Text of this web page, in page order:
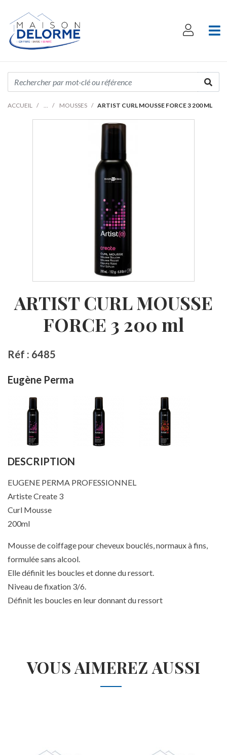
ACCUEIL MOUSSES ARTIST CURL MOUSSE FORCE 3 200 ML
ARTIST CURL MOUSSE
FORCE 3 200 ml
Réf : 6485
Eugène Perma
DESCRIPTION
EUGENE PERMA PROFESSIONNEL
Artiste Create 3
Curl Mousse
200ml
Mousse de coiffage pour cheveux bouclés, normaux à fins,
formulée sans alcool.
Elle définit les boucles et donne du ressort.
Niveau de fixation 3/6.
Définit les boucles en leur donnant du ressort
VOUS AIMEREZ AUSSI